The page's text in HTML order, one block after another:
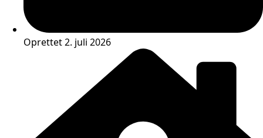
Oprettet 2. juli 2026